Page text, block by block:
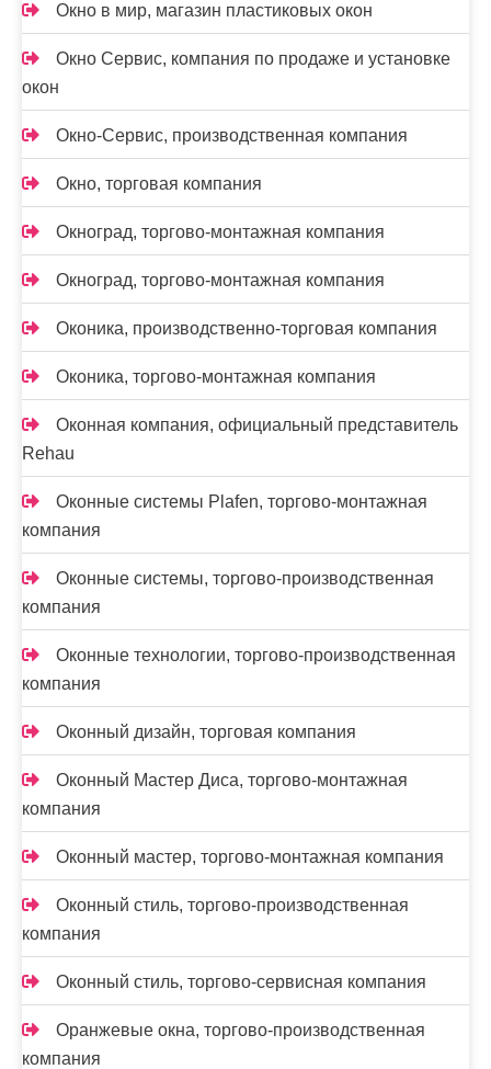
Окно в мир, магазин пластиковых окон
Окно Сервис, компания по продаже и установке
окон
Окно-Сервис, производственная компания
Окно, торговая компания
Окноград, торгово-монтажная компания
Окноград, торгово-монтажная компания
Оконика, производственно-торговая компания
Оконика, торгово-монтажная компания
Оконная компания, официальный представитель
Rehau
Оконные системы Plafen, торгово-монтажная
компания
Оконные системы, торгово-производственная
компания
Оконные технологии, торгово-производственная
компания
Оконный дизайн, торговая компания
Оконный Мастер Диса, торгово-монтажная
компания
Оконный мастер, торгово-монтажная компания
Оконный стиль, торгово-производственная
компания
Оконный стиль, торгово-сервисная компания
Оранжевые окна, торгово-производственная
компания